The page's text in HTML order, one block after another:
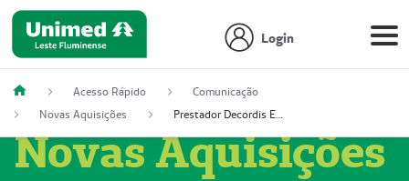
Login
Acesso Rápido
Comunicação
Novas Aquisições
Prestador Decordis Exames Cardiológicos LTDA (51004346-0)
Novas Aquisições